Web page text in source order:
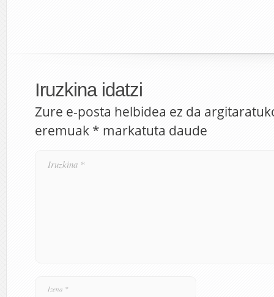
Iruzkina idatzi
Zure e-posta helbidea ez da
eremuak * markatuta daude